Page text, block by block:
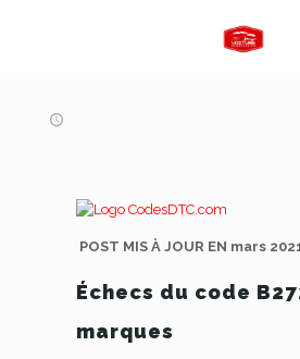
POST MIS À JOUR EN mars
Échecs du code
marques